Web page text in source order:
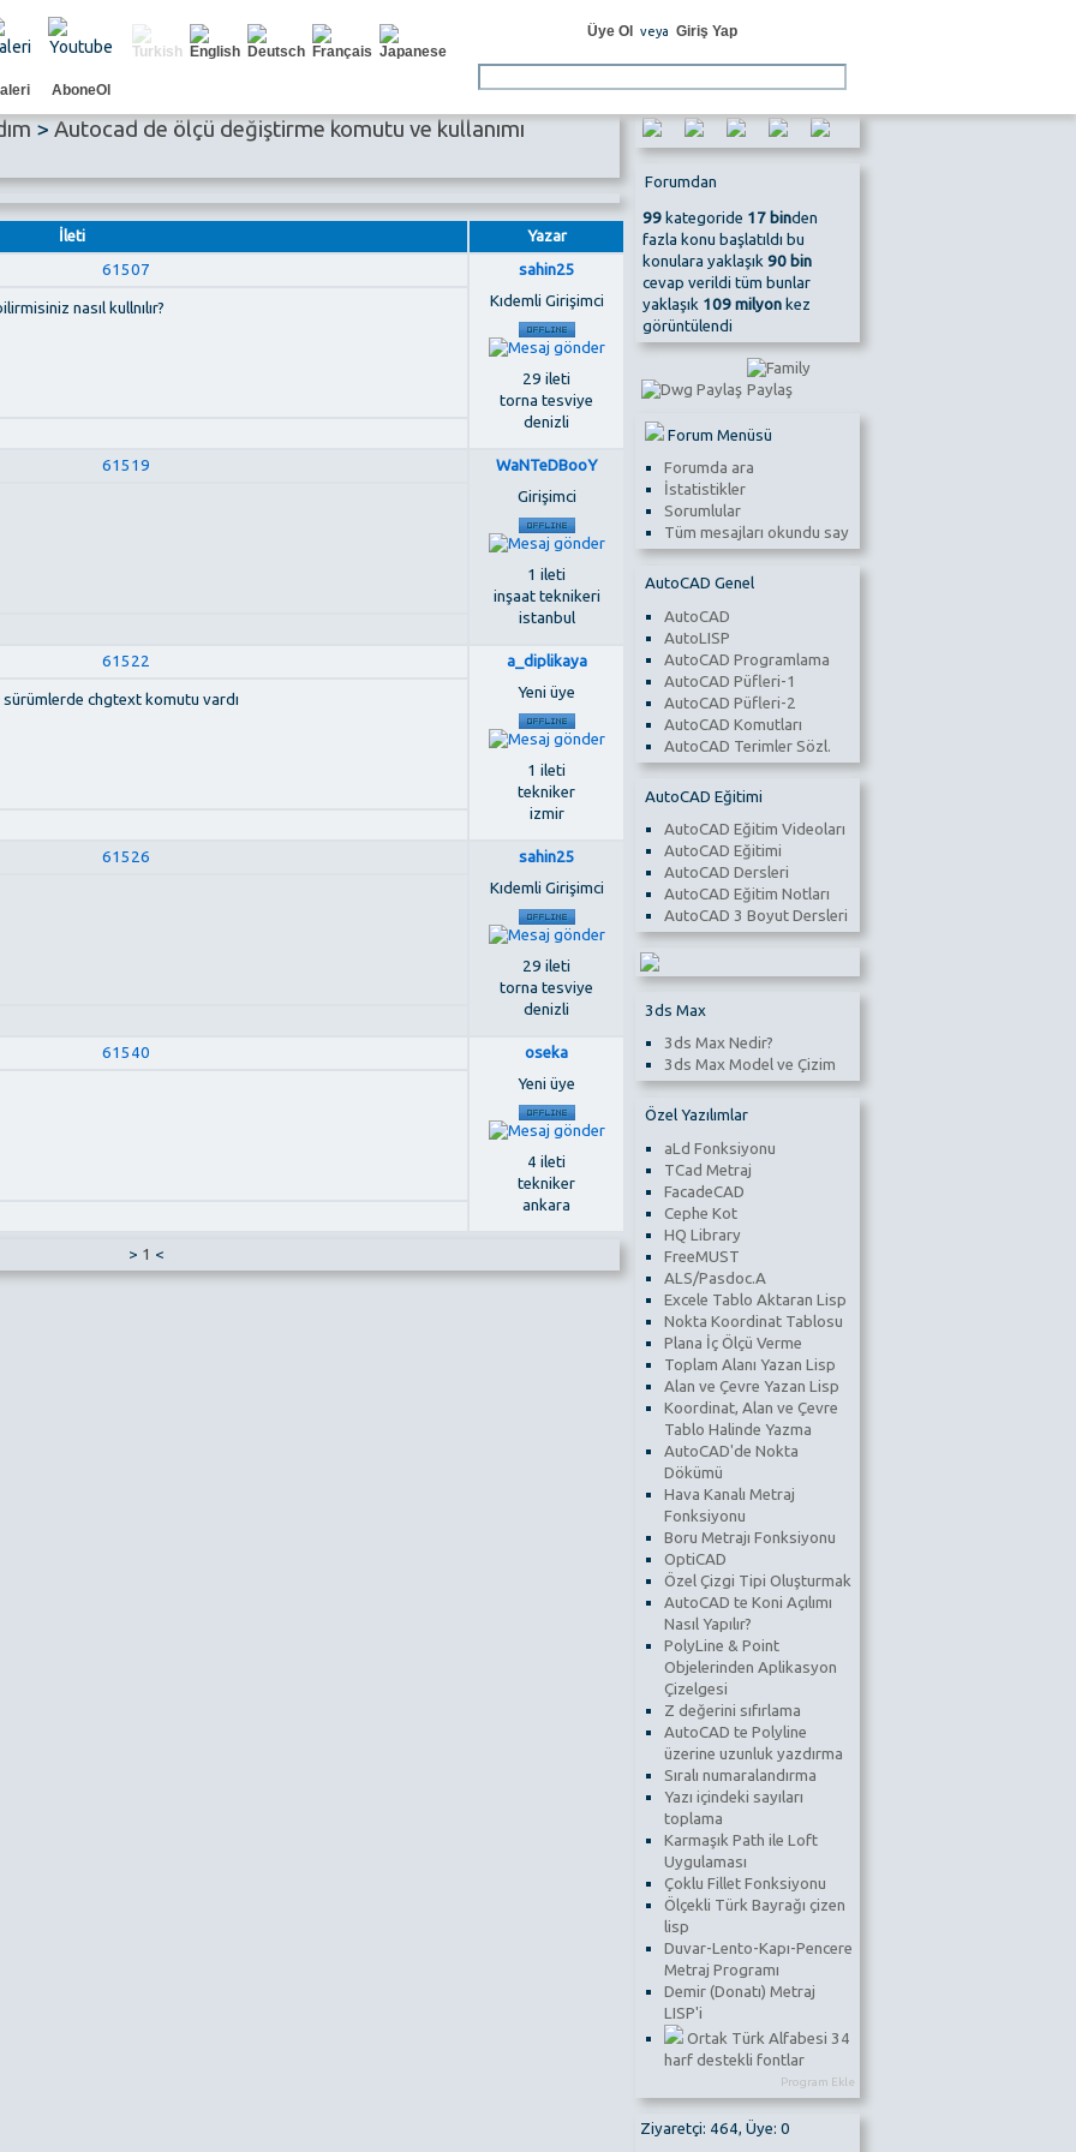
AboneOl
Üye Ol veya Giriş Yap
Forumdan
99kategoride 17 binden
fazla konu başlatıldı bu
konulara yaklaşık 90 bin
cevap verildi tüm bunlar
yaklaşık 109 milyonkez
görüntülendi
Forum Menüsü
Forumda ara
İstatistikler
Sorumlular
Tüm mesajları okundu say
AutoCAD Genel
AutoCAD
AutoLISP
AutoCAD Programlama
AutoCAD Püfleri-1
AutoCAD Püfleri-2
AutoCAD Komutları
AutoCAD Terimler Sözl.
AutoCAD Eğitimi
AutoCAD Eğitim Videoları
AutoCAD Eğitimi
AutoCAD Dersleri
AutoCAD Eğitim Notları
AutoCAD 3 Boyut Dersleri
3ds Max
3ds Max Nedir?
3ds Max Model ve Çizim
Özel Yazılımlar
aLd Fonksiyonu
TCad Metraj
FacadeCAD
Cephe Kot
HQ Library
FreeMUST
ALS/Pasdoc.A
Excele Tablo Aktaran Lisp
Nokta Koordinat Tablosu
Plana İç Ölçü Verme
Toplam Alanı Yazan Lisp
Alan ve Çevre Yazan Lisp
Koordinat, Alan ve Çevre
Tablo Halinde Yazma
AutoCAD'de Nokta
Dökümü
Hava Kanalı Metraj
Fonksiyonu
Boru Metrajı Fonksiyonu
OptiCAD
Özel Çizgi Tipi Oluşturmak
AutoCAD te Koni Açılımı
Nasıl Yapılır?
PolyLine & Point
Objelerinden Aplikasyon
Çizelgesi
Z değerini sıfırlama
AutoCAD te Polyline
üzerine uzunluk yazdırma
Sıralı numaralandırma
Yazı içindeki sayıları
toplama
Karmaşık Path ile Loft
Uygulaması
Çoklu Fillet Fonksiyonu
Ölçekli Türk Bayrağı çizen
lisp
Duvar-Lento-Kapı-Pencere
Metraj Programı
Demir (Donatı) Metraj
LISP'i
Ortak Türk Alfabesi 34
harf destekli fontlar
Program Ekle
Ziyaretçi: 464, Üye: 0
> Autocad de ölçü değiştirme komutu ve kullanımı
İleti
Yazar
61507
sahin25
Kıdemli Girişimci
29 ileti
torna tesviye
denizli
nasıl kullnılır?
61519
WaNTeDBooY
Girişimci
1 ileti
inşaat teknikeri
istanbul
61522
a_diplikaya
Yeni üye
1 ileti
tekniker
izmir
chgtext komutu vardı
61526
sahin25
Kıdemli Girişimci
29 ileti
torna tesviye
denizli
61540
oseka
Yeni üye
4 ileti
tekniker
ankara
> 1 <